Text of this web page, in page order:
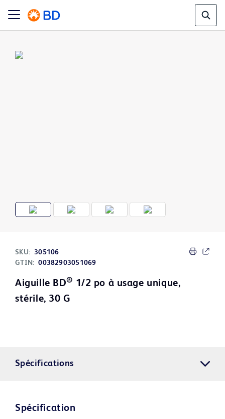
SKU: 305106
GTIN: 00382903051069
Aiguille BD® 1/2 po à usage unique,
stérile, 30 G
Spécifications
Spécification